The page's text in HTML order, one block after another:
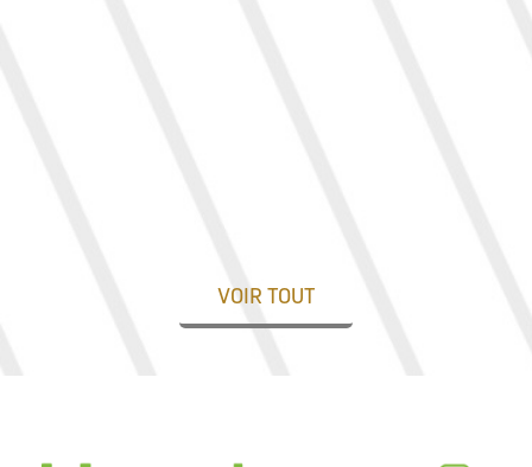
VOIR TOUT